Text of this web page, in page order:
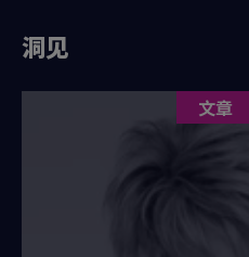
洞见
文章